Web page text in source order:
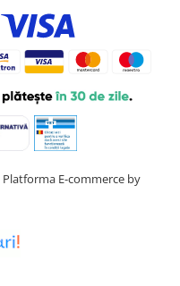
Platforma E-commerce by